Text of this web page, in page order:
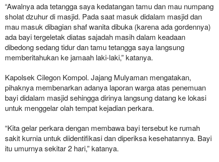
“Awalnya ada tetangga saya kedatangan tamu dan mau numpang
sholat dzuhur di masjid. Pada saat masuk didalam masjid dan
mau masuk dibagian shaf wanita dibuka (karena ada gordennya)
ada bayi tergeletak diatas sajadah masih dalam keadaan
dibedong sedang tidur dan tamu tetangga saya langsung
memberitahukan ke jamaah laki-laki,” katanya.
Kapolsek Cilegon Kompol. Jajang Mulyaman mengatakan,
pihaknya membenarkan adanya laporan warga atas penemuan
bayi didalam masjid sehingga dirinya langsung datang ke lokasi
untuk menggelar olah tempat kejadian perkara.
“Kita gelar perkara dengan membawa bayi tersebut ke rumah
sakit kurnia untuk diidentifikasi dan diperiksa kesehatannya. Bayi
itu umurnya sekitar 2 hari,” katanya.